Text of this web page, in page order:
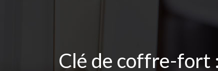
Clé de coffre-fort